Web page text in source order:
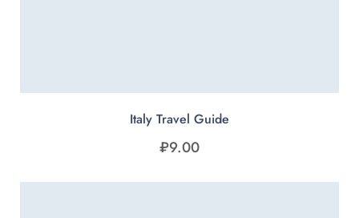
Italy Travel Guide
₽9.00